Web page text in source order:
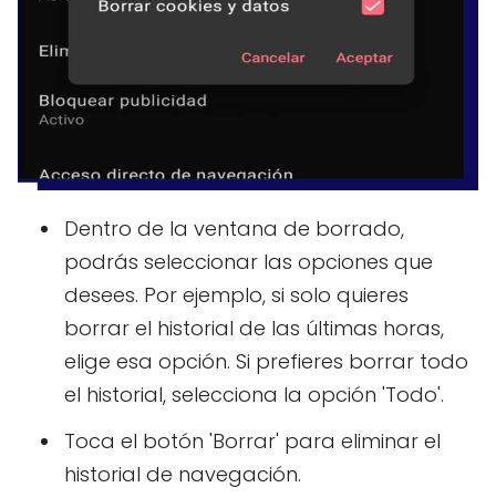
Dentro de la ventana de borrado,
podrás seleccionar las opciones que
desees. Por ejemplo, si solo quieres
borrar el historial de las últimas horas,
elige esa opción. Si prefieres borrar todo
el historial, selecciona la opción 'Todo'.
Toca el botón 'Borrar' para eliminar el
historial de navegación.